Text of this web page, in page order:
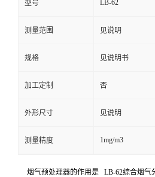
言
型号 LB-62
测量范围 见说明
规格 见说明书
加工定制 否
外形尺寸 见说明
测量精度 1mg/m3
烟气预处理器的作用是 LB-62综合烟气